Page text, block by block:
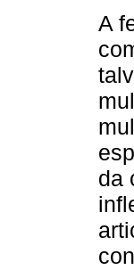
A
da